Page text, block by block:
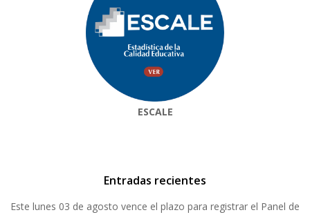
ESCALE
Entradas recientes
Este lunes 03 de agosto vence el plazo para registrar el Panel de